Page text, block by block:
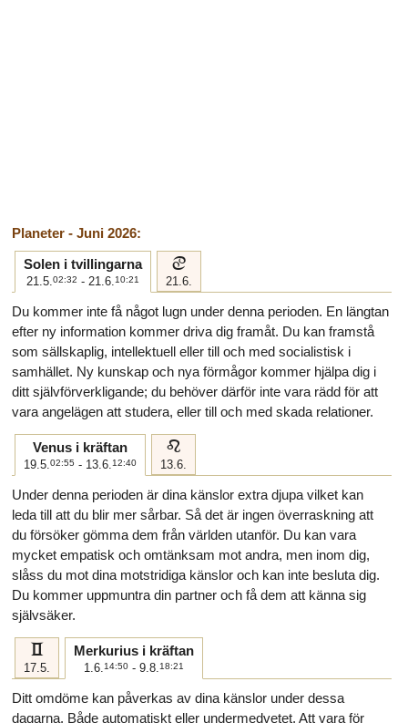
Planeter - Juni 2026:
Solen i tvillingarna
21.5.02:32 - 21.6.10:21
d
21.6.
Du kommer inte få något lugn under denna perioden. En längtan
efter ny information kommer driva dig framåt. Du kan framstå
som sällskaplig, intellektuell eller till och med socialistisk i
samhället. Ny kunskap och nya förmågor kommer hjälpa dig i
ditt självförverkligande; du behöver därför inte vara rädd för att
vara angelägen att studera, eller till och med skada relationer.
Venus i kräftan
19.5.02:55 - 13.6.12:40
e
13.6.
Under denna perioden är dina känslor extra djupa vilket kan
leda till att du blir mer sårbar. Så det är ingen överraskning att
du försöker gömma dem från världen utanför. Du kan vara
mycket empatisk och omtänksam mot andra, men inom dig,
slåss du mot dina motstridiga känslor och kan inte besluta dig.
Du kommer uppmuntra din partner och få dem att känna sig
självsäker.
c
17.5.
Merkurius i kräftan
1.6.14:50 - 9.8.18:21
Ditt omdöme kan påverkas av dina känslor under dessa
dagarna. Både automatiskt eller undermedvetet. Att vara för